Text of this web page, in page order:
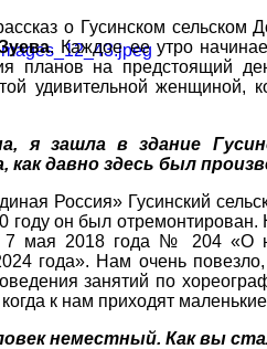
о Гусинском
. Каждое ее утро
планов на предстоящий
удивительной женщиной,
я зашла в здание
как давно здесь был
Россия» Гусинский
году он был
мая 2018 года № 204 «О
года». Нам очень
занятий по
к нам приходят
неместный. Как вы